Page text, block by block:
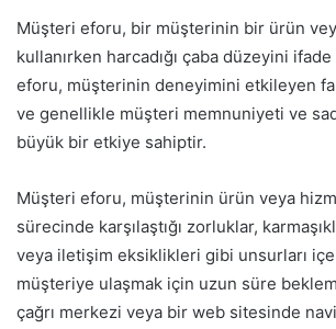
Müşteri eforu, bir müşterinin bir ürün
kullanırken harcadığı çaba düzeyini
eforu, müşterinin deneyimini etkileyen
ve genellikle müşteri memnuniyeti ve
büyük bir etkiye sahiptir.
Müşteri eforu, müşterinin ürün veya
sürecinde karşılaştığı zorluklar,
veya iletişim eksiklikleri gibi unsurları
müşteriye ulaşmak için uzun süre
çağrı merkezi veya bir web sitesinde